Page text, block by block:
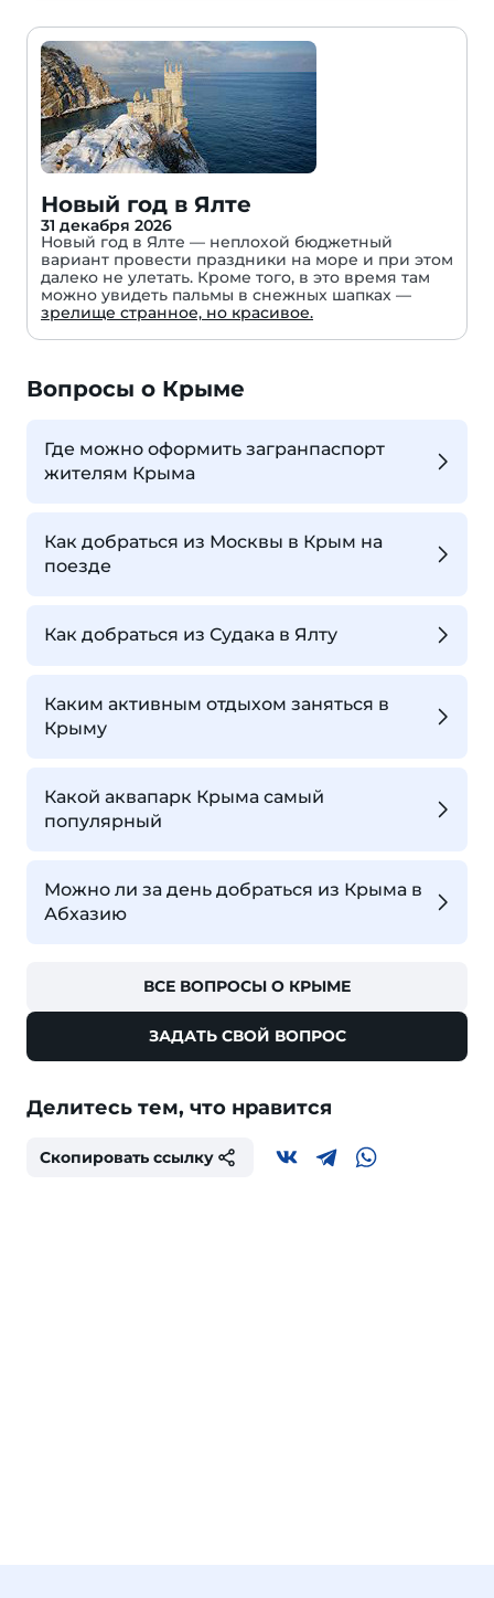
Новый год в Ялте
31 декабря 2026
Новый год в Ялте — неплохой бюджетный
вариант провести праздники на море и при этом
далеко не улетать. Кроме того, в это время там
можно увидеть пальмы в снежных шапках —
зрелище странное, но красивое.
Вопросы о Крыме
Где можно оформить загранпаспорт
жителям Крыма
Как добраться из Москвы в Крым на
поезде
Как добраться из Судака в Ялту
Каким активным отдыхом заняться в
Крыму
Какой аквапарк Крыма самый
популярный
Можно ли за день добраться из Крыма в
Абхазию
ВСЕ ВОПРОСЫ О КРЫМЕ
ЗАДАТЬ СВОЙ ВОПРОС
Делитесь тем, что нравится
Скопировать ссылку